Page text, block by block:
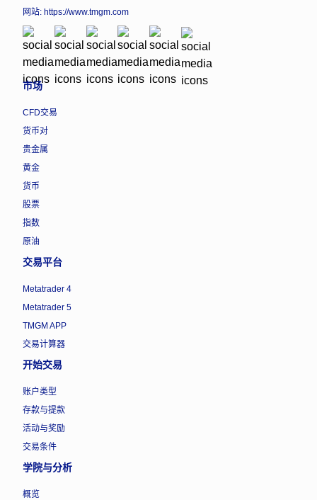
网站: https://www.tmgm.com
市场
CFD交易
货币对
贵金属
黄金
货币
股票
指数
原油
交易平台
Metatrader 4
Metatrader 5
TMGM APP
交易计算器
开始交易
账户类型
存款与提款
活动与奖励
交易条件
学院与分析
概览